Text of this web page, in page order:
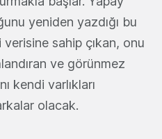
yeniden yazdığı bu
sahip çıkan, onu
ve görünmez
kendi varlıkları
olacak.